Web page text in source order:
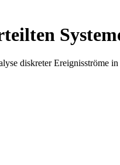
diskreter Ereignisströme